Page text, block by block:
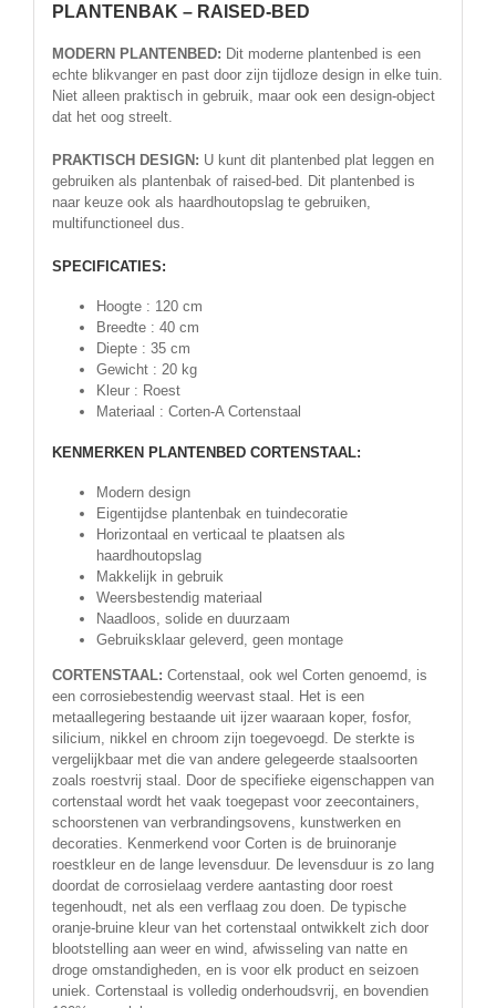
PLANTENBAK – RAISED-BED
MODERN PLANTENBED: Dit moderne plantenbed is een
echte blikvanger en past door zijn tijdloze design in elke tuin.
Niet alleen praktisch in gebruik, maar ook een design-object
dat het oog streelt.
PRAKTISCH DESIGN: U kunt dit plantenbed plat leggen en
gebruiken als plantenbak of raised-bed. Dit plantenbed is
naar keuze ook als haardhoutopslag te gebruiken,
multifunctioneel dus.
SPECIFICATIES:
Hoogte : 120 cm
Breedte : 40 cm
Diepte : 35 cm
Gewicht : 20 kg
Kleur : Roest
Materiaal : Corten-A Cortenstaal
KENMERKEN PLANTENBED CORTENSTAAL:
Modern design
Eigentijdse plantenbak en tuindecoratie
Horizontaal en verticaal te plaatsen als
haardhoutopslag
Makkelijk in gebruik
Weersbestendig materiaal
Naadloos, solide en duurzaam
Gebruiksklaar geleverd, geen montage
CORTENSTAAL: Cortenstaal, ook wel Corten genoemd, is
een corrosiebestendig weervast staal. Het is een
metaallegering bestaande uit ijzer waaraan koper, fosfor,
silicium, nikkel en chroom zijn toegevoegd. De sterkte is
vergelijkbaar met die van andere gelegeerde staalsoorten
zoals roestvrij staal. Door de specifieke eigenschappen van
cortenstaal wordt het vaak toegepast voor zeecontainers,
schoorstenen van verbrandingsovens, kunstwerken en
decoraties. Kenmerkend voor Corten is de bruinoranje
roestkleur en de lange levensduur. De levensduur is zo lang
doordat de corrosielaag verdere aantasting door roest
tegenhoudt, net als een verflaag zou doen. De typische
oranje-bruine kleur van het cortenstaal ontwikkelt zich door
blootstelling aan weer en wind, afwisseling van natte en
droge omstandigheden, en is voor elk product en seizoen
uniek. Cortenstaal is volledig onderhoudsvrij, en bovendien